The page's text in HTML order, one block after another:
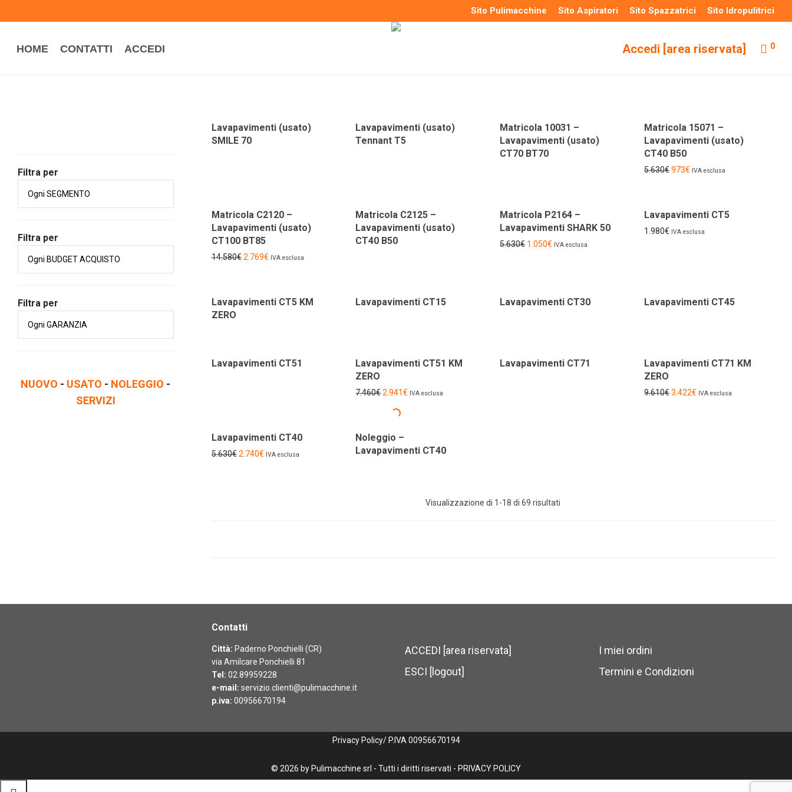
Sito Pulimacchine Sito Aspiratori Sito Spazzatrici Sito Idropulitrici
HOME CONTATTI ACCEDI Accedi [area riservata] 0
Filtra per
Filtra per
Filtra per
NUOVO - USATO - NOLEGGIO -
SERVIZI
Lavapavimenti (usato)
SMILE 70
Lavapavimenti (usato)
Tennant T5
Matricola 10031 –
Lavapavimenti (usato)
CT70 BT70
Matricola 15071 –
Lavapavimenti (usato)
CT40 B50
5.630€973€ IVA esclusa
Matricola C2120 –
Lavapavimenti (usato)
CT100 BT85
14.580€ 2.769€ IVA esclusa
Matricola C2125 –
Lavapavimenti (usato)
CT40 B50
Matricola P2164 –
Lavapavimenti SHARK 50
5.630€ 1.050€ IVA esclusa
Lavapavimenti CT5
1.980€ IVA esclusa
Lavapavimenti CT5 KM
ZERO
Lavapavimenti CT15 Lavapavimenti CT30 Lavapavimenti CT45
Lavapavimenti CT51 -61
Lavapavimenti CT51 KM
ZERO
7.460€2.941€ IVA esclusa
Lavapavimenti CT71 -64
Lavapavimenti CT71 KM
ZERO
9.610€3.422€ IVA esclusa
Lavapavimenti CT40
5.630€ 2.740€ IVA esclusa
Noleggio –
Lavapavimenti CT40
Visualizzazione di 1-18 di 69 risultati
Contatti
Città: Paderno Ponchielli (CR)
via Amilcare Ponchielli 81
Tel: 02.89959228
e-mail: servizio.clienti@pulimacchine.it
p.iva: 00956670194
ACCEDI [area riservata]
ESCI [logout]
I miei ordini
Termini e Condizioni
Privacy Policy/ P.IVA 00956670194
© 2026 by Pulimacchine srl - Tutti i diritti riservati - PRIVACY POLICY
HOME